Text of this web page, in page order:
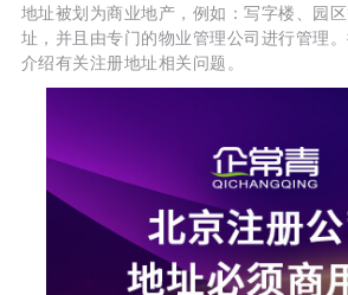
地址被划为商业地产，例如：写字楼、园
址，并且由专门的物业管理公司进行管理
介绍有关注册地址相关问题。